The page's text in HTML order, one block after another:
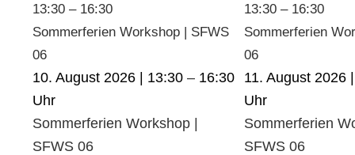
13:30 – 16:30
Sommerferien Workshop | SFWS
06
10. August 2026 | 13:30– 16:30
Sommerferien Workshop |
SFWS 06
13:30 – 16:30
Sommerferien
06
11. August 2026
Sommerferien
SFWS 06